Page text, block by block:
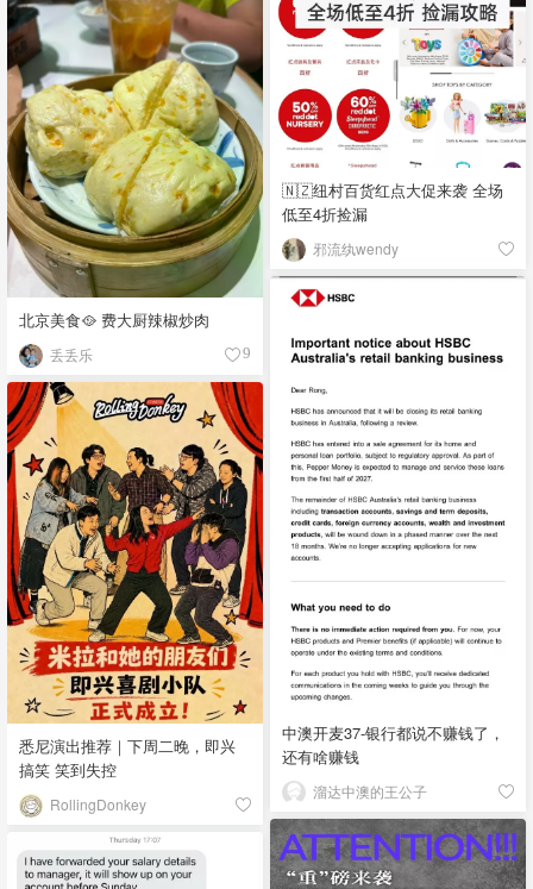
🇳🇿纽村百货红点大促来袭 全场
低至4折捡漏
邪流纨wendy
北京美食🥘 费大厨辣椒炒肉
丢丢乐 9
中澳开麦37-银行都说不赚钱了，
还有啥赚钱
溜达中澳的王公子
悉尼演出推荐｜下周二晚，即兴
搞笑 笑到失控
RollingDonkey